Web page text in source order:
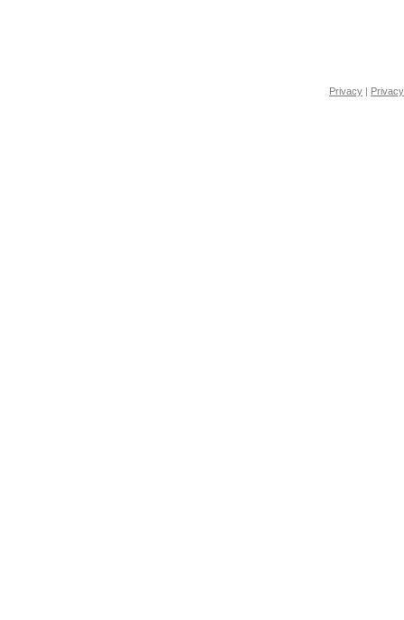
Privacy |